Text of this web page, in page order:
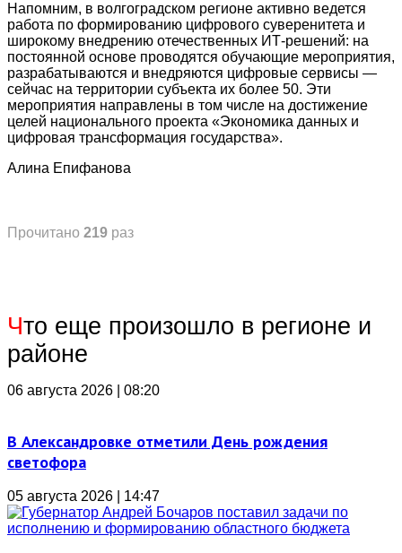
Напомним, в волгоградском регионе активно ведется
работа по формированию цифрового суверенитета и
широкому внедрению отечественных ИТ-решений: на
постоянной основе проводятся обучающие мероприятия,
разрабатываются и внедряются цифровые сервисы —
сейчас на территории субъекта их более 50. Эти
мероприятия направлены в том числе на достижение
целей национального проекта «Экономика данных и
цифровая трансформация государства».
Алина Епифанова
Прочитано 219 раз
Что еще произошло в регионе и
районе
06 августа 2026 | 08:20
В Александровке отметили День рождения
светофора
05 августа 2026 | 14:47